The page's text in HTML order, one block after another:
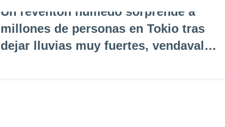
Un reventón húmedo sorprende a
millones de personas en Tokio tras
dejar lluvias muy fuertes, vendavales